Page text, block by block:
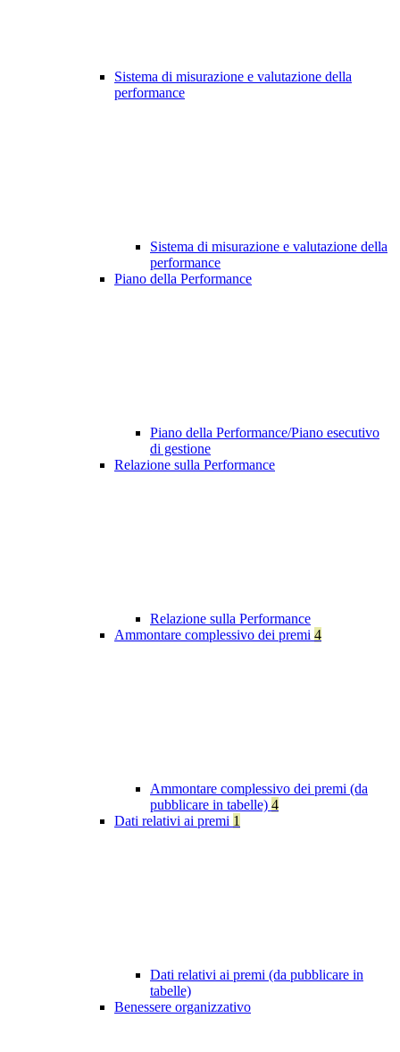
Sistema di misurazione e valutazione della
performance
Sistema di misurazione e valutazione della
performance
Piano della Performance
Piano della Performance/Piano esecutivo
di gestione
Relazione sulla Performance
Relazione sulla Performance
Ammontare complessivo dei premi 4
Ammontare complessivo dei premi (da
pubblicare in tabelle) 4
Dati relativi ai premi 1
Dati relativi ai premi (da pubblicare in
tabelle)
Benessere organizzativo